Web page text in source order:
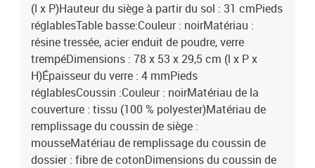
(l x P)Hauteur du siège à partir du sol : 31 cmPieds
réglablesTable basse:Couleur : noirMatériau :
résine tressée, acier enduit de poudre, verre
trempéDimensions : 78 x 53 x 29,5 cm (l x P x
H)Épaisseur du verre : 4 mmPieds
réglablesCoussin :Couleur : noirMatériau de la
couverture : tissu (100 % polyester)Matériau de
remplissage du coussin de siège :
mousseMatériau de remplissage du coussin de
dossier : fibre de cotonDimensions du coussin de